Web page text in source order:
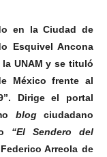
en la Ciudad de
Esquivel Ancona
UNAM y se tituló
México frente al
Dirige el portal
blogciudadano
“El Sendero del
Arreola de